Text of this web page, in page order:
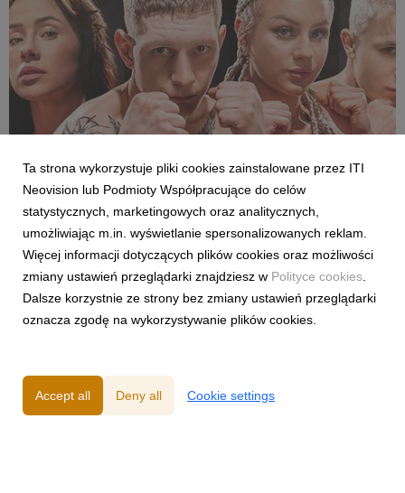
Pełne walki półfinałowe „Projekt Fighter” już
w serwisie streamingowym CANAL+
W serwisie streamingowym CANAL+ opublikowano dodatkowy,
na oczekiwania fanów MMA, CANAL+ udostępnił pełny
przebieg obu walk półfinałowych. Pojedynki Karoliny
Ta strona wykorzystuje pliki cookies zainstalowane przez ITI
Neovision lub Podmioty Współpracujące do celów
statystycznych, marketingowych oraz analitycznych,
umożliwiając m.in. wyświetlanie spersonalizowanych reklam.
Więcej informacji dotyczących plików cookies oraz możliwości
zmiany ustawień przeglądarki znajdziesz w Polityce cookies
Dalsze korzystnie ze strony bez zmiany ustawień przeglądarki
oznacza zgodę na wykorzystywanie plików cookies.
Accept all Deny all Cookie settings